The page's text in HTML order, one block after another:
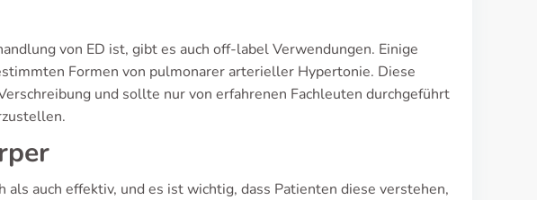
von ED ist, gibt es auch off-label Verwendungen. Einige
Formen von pulmonarer arterieller Hypertonie. Diese
und sollte nur von erfahrenen Fachleuten durchgeführt
auch effektiv, und es ist wichtig, dass Patienten diese verstehen,